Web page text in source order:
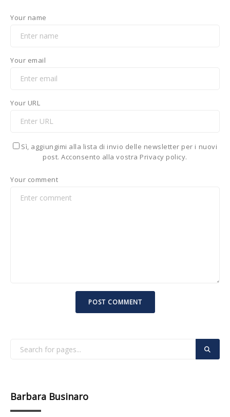
Your name
Your email
Your URL
Sì, aggiungimi alla lista di invio delle newsletter per i nuovi
post. Acconsento alla vostra Privacy policy.
Your comment
Barbara Businaro